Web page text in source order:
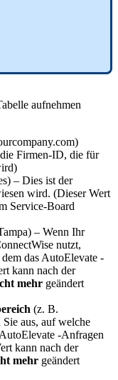
aufnehmen
.com)
die Firmen-ID, die für
)
) – Dies ist der
wird. (Dieser Wert
Service-Board
) – Wenn Ihr
nutzt,
dem das AutoElevate -
kann nach der
mehr geändert
(z. B.
Sie aus, auf welche
AutoElevate -Anfragen
kann nach der
mehr geändert